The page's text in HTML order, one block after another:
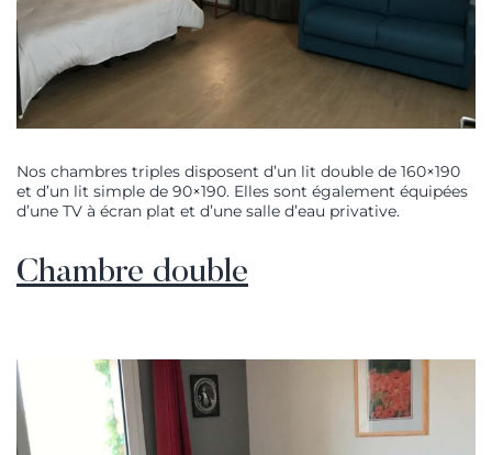
Nos chambres triples disposent d’un lit double de 160×190
et d’un lit simple de 90×190. Elles sont également équipées
d’une TV à écran plat et d’une salle d’eau privative.
Chambre double